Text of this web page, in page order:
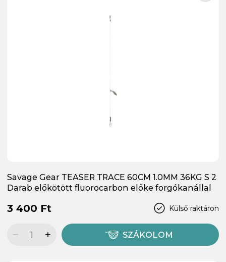
Savage Gear TEASER TRACE 60CM 1.0MM 36KG S 2
Darab előkötött fluorocarbon előke forgókanállal
Külső raktáron
3 400 Ft
SZÁKOLOM